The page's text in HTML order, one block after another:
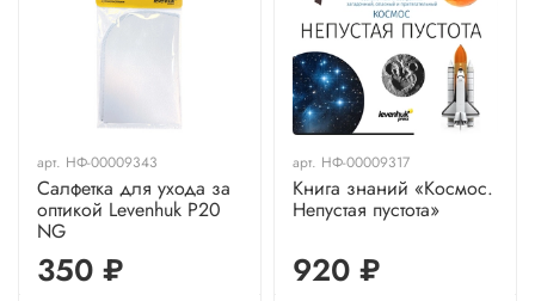
арт. НФ-00009343
Салфетка для ухода за
оптикой Levenhuk P20
NG
350 ₽
арт. НФ-00009317
Книга знаний «Космос.
Непустая пустота»
920 ₽